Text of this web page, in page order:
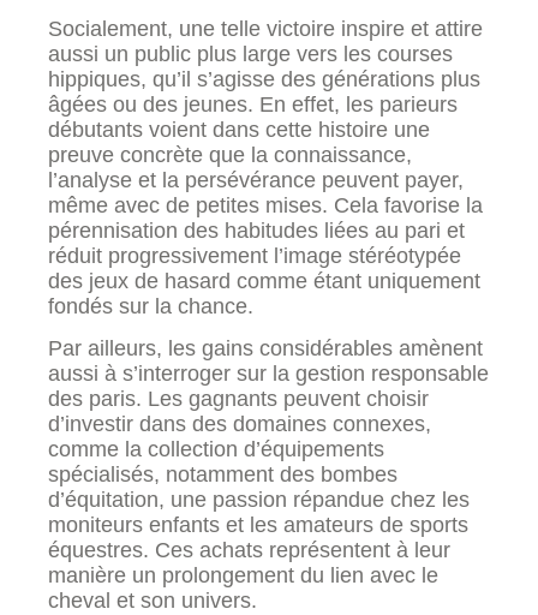
Socialement, une telle victoire inspire et attire
aussi un public plus large vers les courses
hippiques, qu’il s’agisse des générations plus
âgées ou des jeunes. En effet, les parieurs
débutants voient dans cette histoire une
preuve concrète que la connaissance,
l’analyse et la persévérance peuvent payer,
même avec de petites mises. Cela favorise la
pérennisation des habitudes liées au pari et
réduit progressivement l’image stéréotypée
des jeux de hasard comme étant uniquement
fondés sur la chance.
Par ailleurs, les gains considérables amènent
aussi à s’interroger sur la gestion responsable
des paris. Les gagnants peuvent choisir
d’investir dans des domaines connexes,
comme la collection d’équipements
spécialisés, notamment des bombes
d’équitation, une passion répandue chez les
moniteurs enfants et les amateurs de sports
équestres. Ces achats représentent à leur
manière un prolongement du lien avec le
cheval et son univers.